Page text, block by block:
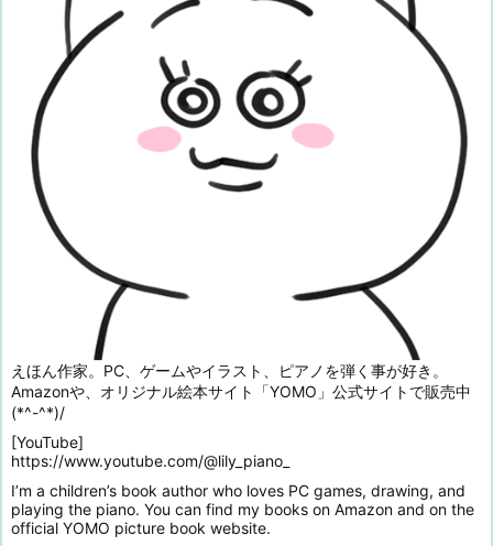
えほん作家。PC、ゲームやイラスト、ピアノを弾く事が好き。
Amazonや、オリジナル絵本サイト「YOMO」公式サイトで販売中
(*^-^*)/
[YouTube]
https://www.youtube.com/@lily_piano_
I’m a children’s book author who loves PC games, drawing, and
playing the piano. You can find my books on Amazon and on the
official YOMO picture book website.